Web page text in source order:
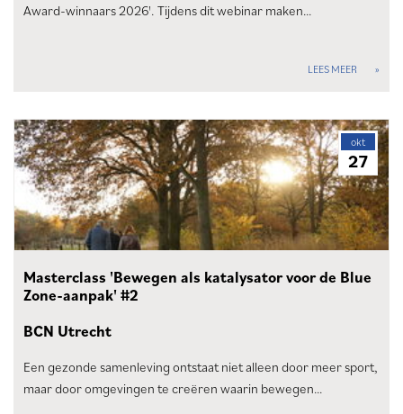
Award-winnaars 2026'. Tijdens dit webinar maken…
LEES MEER
okt
27
Masterclass 'Bewegen als katalysator voor de Blue
Zone-aanpak' #2
BCN Utrecht
Een gezonde samenleving ontstaat niet alleen door meer sport,
maar door omgevingen te creëren waarin bewegen…